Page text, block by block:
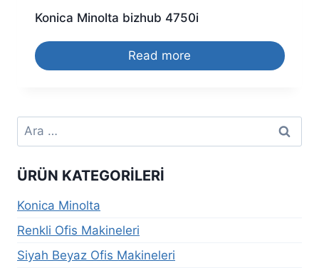
Konica Minolta bizhub 4750i
Read more
Arama:
ÜRÜN KATEGORILERI
Konica Minolta
Renkli Ofis Makineleri
Siyah Beyaz Ofis Makineleri